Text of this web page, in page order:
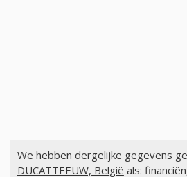
We hebben dergelijke gegevens
DUCATTEEUW, België als: